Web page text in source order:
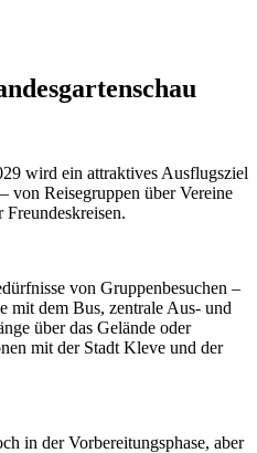
wird ein attraktives Ausflugsziel
von Reisegruppen über Vereine
von Gruppenbesuchen –
mit dem Bus, zentrale Aus- und
über das Gelände oder
mit der Stadt Kleve und der
in der Vorbereitungsphase, aber